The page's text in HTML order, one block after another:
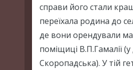
справи його стали
переїхала родина до
де вони орендували
поміщиці В.П.Гамалії (у
Скоропадська). У тій